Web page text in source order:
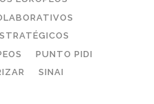
PUNTO PIDI
SINAI